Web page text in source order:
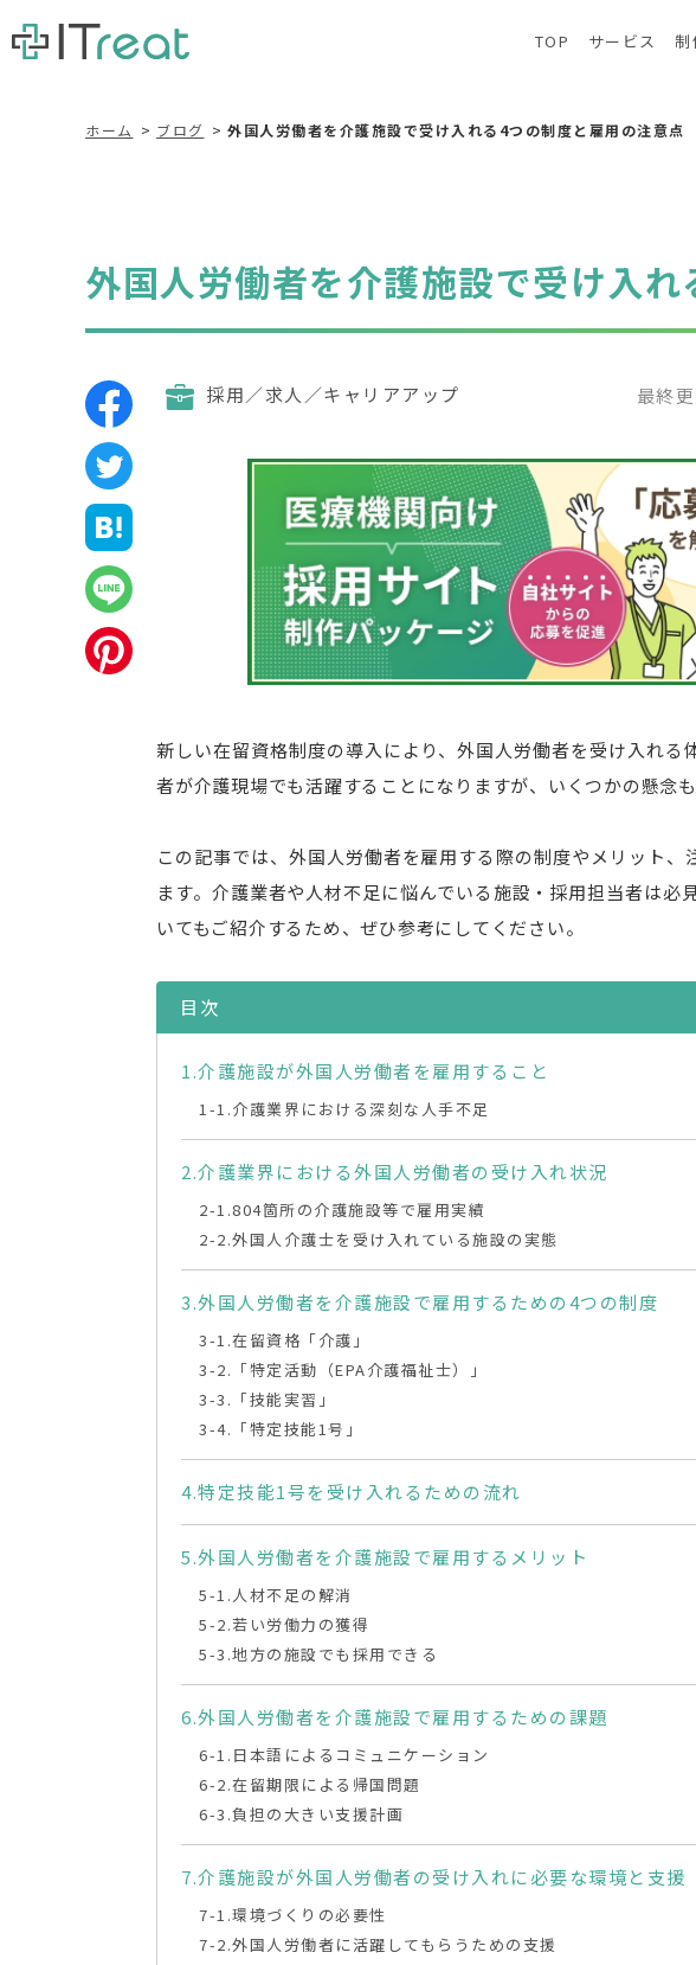
TOP サービス 制
ホーム ブログ 外国人労働者を介護施設で受け入れる4つの制度と雇用の注意点
外国人労働者を介護施設で受け入
採用／求人／キャリアアップ 最終
新しい在留資格制度の導入により、外国人労働者を受け入れ
者が介護現場でも活躍することになりますが、いくつかの懸念も
この記事では、外国人労働者を雇用する際の制度やメリット
ます。介護業者や人材不足に悩んでいる施設・採用担当者は必
いてもご紹介するため、ぜひ参考にしてください。
目次
介護施設が外国人労働者を雇用すること
介護業界における深刻な人手不足
介護業界における外国人労働者の受け入れ状況
804箇所の介護施設等で雇用実績
外国人介護士を受け入れている施設の実態
外国人労働者を介護施設で雇用するための4つの制度
在留資格「介護」
「特定活動（EPA介護福祉士）」
「技能実習」
「特定技能1号」
特定技能1号を受け入れるための流れ
外国人労働者を介護施設で雇用するメリット
人材不足の解消
若い労働力の獲得
地方の施設でも採用できる
外国人労働者を介護施設で雇用するための課題
日本語によるコミュニケーション
在留期限による帰国問題
負担の大きい支援計画
介護施設が外国人労働者の受け入れに必要な環境と支援
環境づくりの必要性
外国人労働者に活躍してもらうための支援